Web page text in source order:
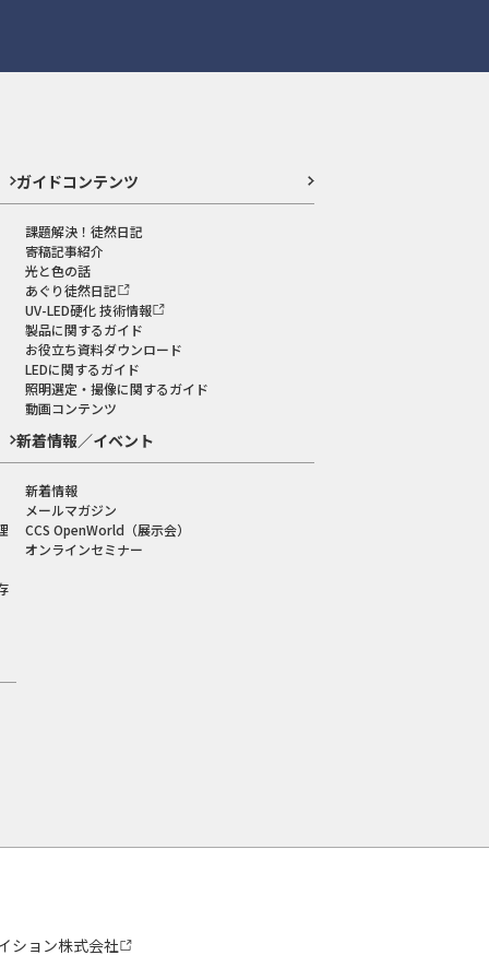
ガイドコンテンツ
課題解決！徒然日記
寄稿記事紹介
光と色の話
あぐり徒然日記
UV-LED硬化 技術情報
製品に関するガイド
お役立ち資料ダウンロード
LEDに関するガイド
照明選定・撮像に関するガイド
動画コンテンツ
新着情報／イベント
新着情報
メールマガジン
CCS OpenWorld（展示会）
オンラインセミナー
ション株式会社